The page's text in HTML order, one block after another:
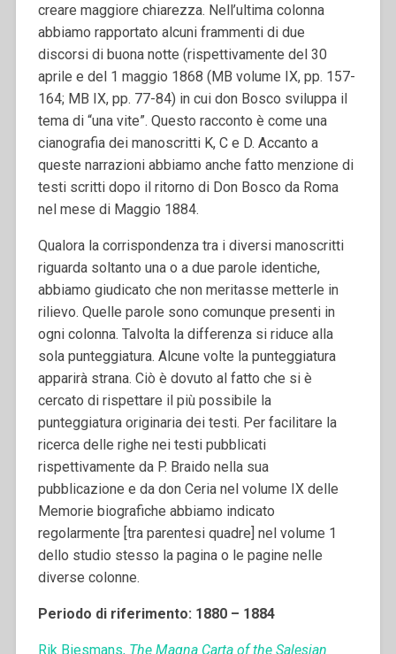
creare maggiore chiarezza. Nell’ultima colonna
abbiamo rapportato alcuni frammenti di due
discorsi di buona notte (rispettivamente del 30
aprile e del 1 maggio 1868 (MB volume IX, pp. 157-
164; MB IX, pp. 77-84) in cui don Bosco sviluppa il
tema di “una vite”. Questo racconto è come una
cianografia dei manoscritti K, C e D. Accanto a
queste narrazioni abbiamo anche fatto menzione di
testi scritti dopo il ritorno di Don Bosco da Roma
nel mese di Maggio 1884.
Qualora la corrispondenza tra i diversi manoscritti
riguarda soltanto una o a due parole identiche,
abbiamo giudicato che non meritasse metterle in
rilievo. Quelle parole sono comunque presenti in
ogni colonna. Talvolta la differenza si riduce alla
sola punteggiatura. Alcune volte la punteggiatura
apparirà strana. Ciò è dovuto al fatto che si è
cercato di rispettare il più possibile la
punteggiatura originaria dei testi. Per facilitare la
ricerca delle righe nei testi pubblicati
rispettivamente da P. Braido nella sua
pubblicazione e da don Ceria nel volume IX delle
Memorie biografiche abbiamo indicato
regolarmente [tra parentesi quadre] nel volume 1
dello studio stesso la pagina o le pagine nelle
diverse colonne.
Periodo di riferimento: 1880 – 1884
Rik Biesmans, The Magna Carta of the Salesian